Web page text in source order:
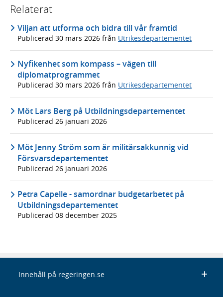
Relaterat
Viljan att utforma och bidra till vår framtid
Publicerad 30 mars 2026 från Utrikesdepartementet
Nyfikenhet som kompass – vägen till
diplomatprogrammet
Publicerad 30 mars 2026 från Utrikesdepartementet
Möt Lars Berg på Utbildningsdepartementet
Publicerad 26 januari 2026
Möt Jenny Ström som är militärsakkunnig vid
Försvarsdepartementet
Publicerad 26 januari 2026
Petra Capelle - samordnar budgetarbetet på
Utbildningsdepartementet
Publicerad 08 december 2025
Innehåll på regeringen.se